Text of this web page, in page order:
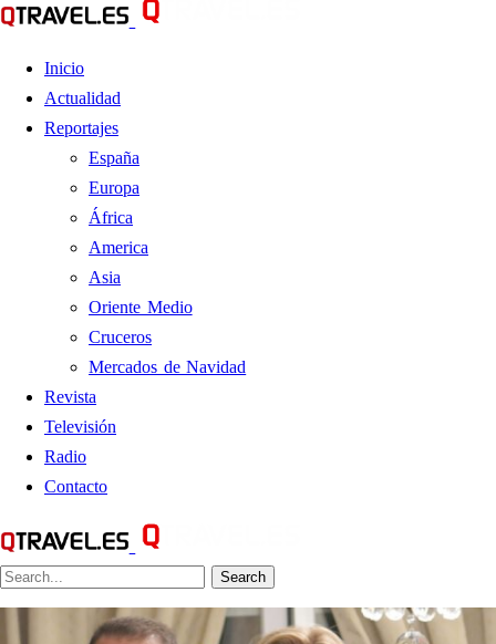
Inicio
Actualidad
Reportajes
España
Europa
África
America
Asia
Oriente Medio
Cruceros
Mercados de Navidad
Revista
Televisión
Radio
Contacto
Search